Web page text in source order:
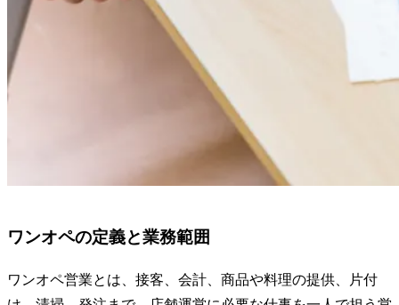
ワンオペの定義と業務範囲
ワンオペ営業とは、接客、会計、商品や料理の提供、片付